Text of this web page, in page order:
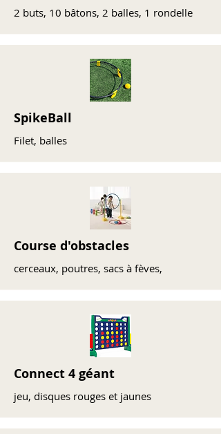
2 buts, 10 bâtons, 2 balles, 1 rondelle
SpikeBall
Filet, balles
Course d'obstacles
cerceaux, poutres, sacs à fèves,
Connect 4 géant
jeu, disques rouges et jaunes